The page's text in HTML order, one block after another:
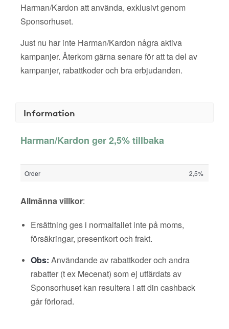
Harman/Kardon att använda, exklusivt genom
Sponsorhuset.
Just nu har inte Harman/Kardon några aktiva
kampanjer. Återkom gärna senare för att ta del av
kampanjer, rabattkoder och bra erbjudanden.
Information
Harman/Kardon ger 2,5% tillbaka
Order 2,5%
Allmänna villkor:
Ersättning ges i normalfallet inte på moms,
försäkringar, presentkort och frakt.
Obs: Användande av rabattkoder och andra
rabatter (t ex Mecenat) som ej utfärdats av
Sponsorhuset kan resultera i att din cashback
går förlorad.